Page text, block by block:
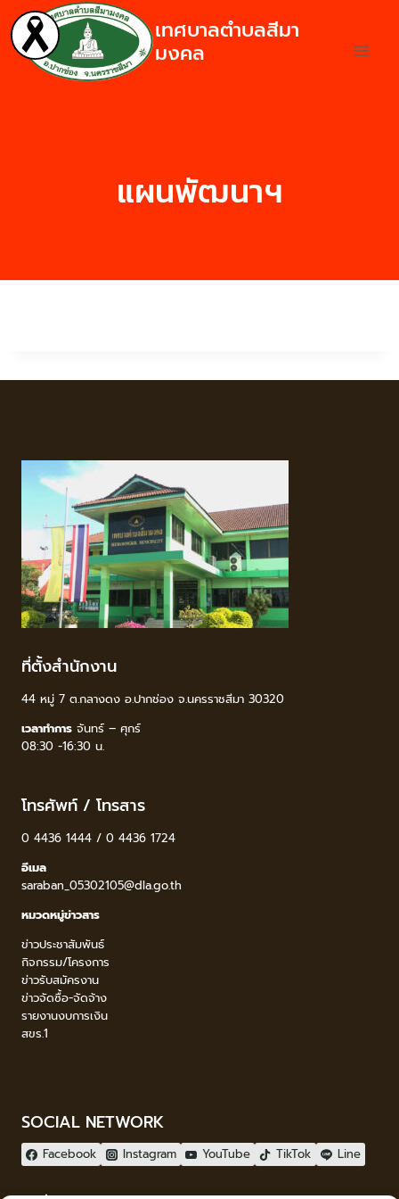
เทศบาลตำบลสีมา
มงคล
แผนพัฒนาฯ
ที่ตั้งสำนักงาน
44 หมู่ 7 ต.กลางดง อ.ปากช่อง จ.นครราชสีมา 30320
เวลาทำการ จันทร์ – ศุกร์
08:30 -16:30 น.
โทรศัพท์ / โทรสาร
0 4436 1444 / 0 4436 1724
อีเมล
saraban_05302105@dla.go.th
หมวดหมู่ข่าวสาร
ข่าวประชาสัมพันธ์
กิจกรรม/โครงการ
ข่าวรับสมัครงาน
ข่าวจัดซื้อ-จัดจ้าง
รายงานงบการเงิน
สขร.1
SOCIAL NETWORK
Facebook Instagram YouTube TikTok Line